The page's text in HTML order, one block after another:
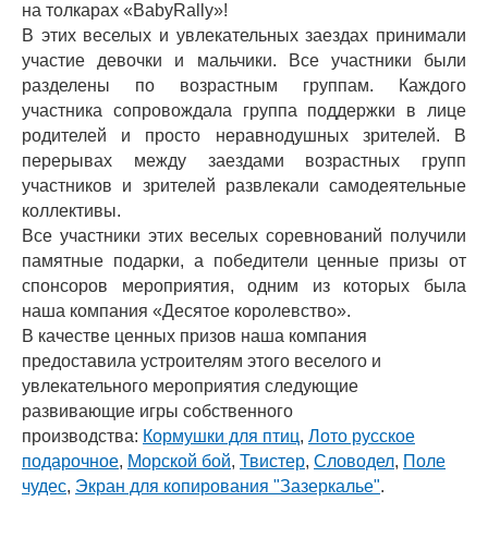
на толкарах «BabyRally»!
В этих веселых и увлекательных заездах принимали
участие девочки и мальчики. Все участники были
разделены по возрастным группам. Каждого
участника сопровождала группа поддержки в лице
родителей и просто неравнодушных зрителей. В
перерывах между заездами возрастных групп
участников и зрителей развлекали самодеятельные
коллективы.
Все участники этих веселых соревнований получили
памятные подарки, а победители ценные призы от
спонсоров мероприятия, одним из которых была
наша компания «Десятое королевство».
В качестве ценных призов наша компания
предоставила устроителям этого веселого и
увлекательного мероприятия следующие
развивающие игры собственного
производства: Кормушки для птиц, Лото русское
подарочное, Морской бой, Твистер, Словодел, Поле
чудес, Экран для копирования "Зазеркалье".